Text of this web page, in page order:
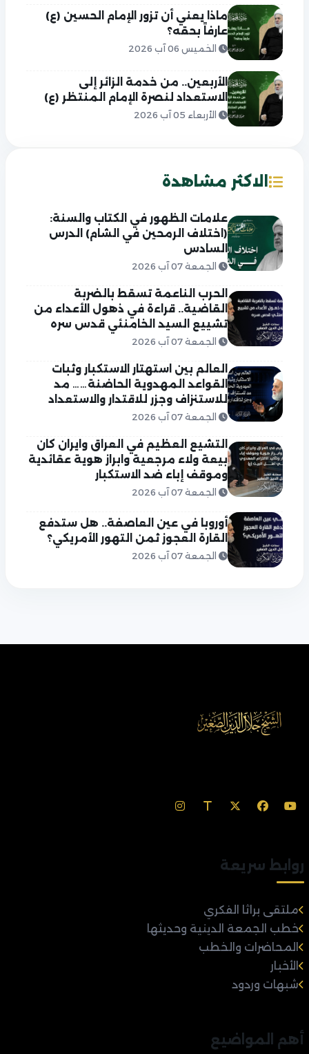
ماذا يعني أن تزور الإمام الحسين (ع)
عارفاً بحقه؟
الخميس 06 آب 2026
الأربعين.. من خدمة الزائر إلى
الاستعداد لنصرة الإمام المنتظر (ع)
الأربعاء 05 آب 2026
الاكثر مشاهدة
علامات الظهور في الكتاب والسنة:
(اختلاف الرمحين في الشام) الدرس
السادس
الجمعة 07 آب 2026
الحرب الناعمة تسقط بالضربة
القاضية.. قراءة في ذهول الأعداء من
تشييع السيد الخامنئي قدس سره
الجمعة 07 آب 2026
العالم بين استهتار الاستكبار وثبات
القواعد المهدوية الحاضنة…… مد
للاستنزاف وجزر للاقتدار والاستعداد
الجمعة 07 آب 2026
التشيع العظيم في العراق وايران كان
بيعة ولاء مرجعية وابراز هوية عقائدية
وموقف إباء ضد الاستكبار
الجمعة 07 آب 2026
أوروبا في عين العاصفة.. هل ستدفع
القارة العجوز ثمن التهور الأمريكي؟
الجمعة 07 آب 2026
روابط سريعة
ملتقى براثا الفكري
خطب الجمعة الدينية وحديثها
المحاضرات والخطب
الأخبار
شبهات وردود
أهم المواضيع